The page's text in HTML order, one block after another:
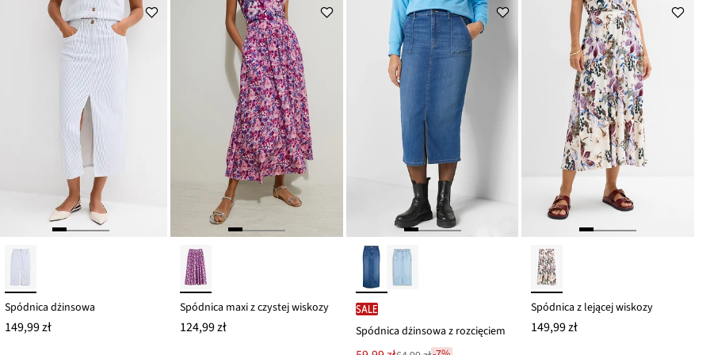
99,99 zł
Spódnica dżinsowa
149,99 zł
Spódnica maxi z czystej wiskozy
124,99 zł
SALE
Spódnica dżinsowa z rozcięciem
Spódnica z lejącej wiskozy
149,99 zł